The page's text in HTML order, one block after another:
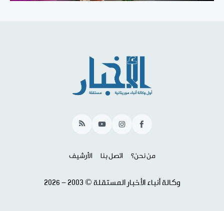
Facebook
Instagram
YouTube
RSS
من نحن؟ اتصل بنا الأرشيف
وكالة أنباء الأخبار المستقلة © 2003 - 2026